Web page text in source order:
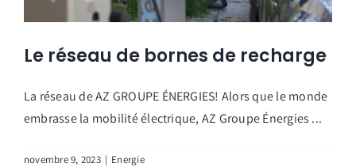
Le réseau de bornes de recharge
La réseau de AZ GROUPE ÉNERGIES! Alors que le monde
embrasse la mobilité électrique, AZ Groupe Énergies ...
novembre 9, 2023 | Energie